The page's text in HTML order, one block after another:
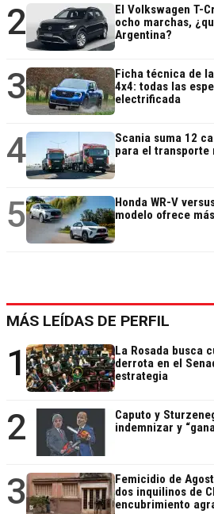
2
El Volkswagen T-
ocho marchas,
Argentina?
3
Ficha técnica de
4x4: todas las
electrificada
4
Scania suma 12
para el transporte
5
Honda WR-V
modelo ofrece
MÁS LEÍDAS DE PERFIL
1
La Rosada busca
derrota en el
estrategia
2
Caputo y
indemnizar y
3
Femicidio de
dos inquilinos de
encubrimiento